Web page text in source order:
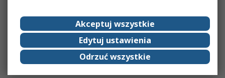
Akceptuj wszystkie
Edytuj ustawienia
Odrzuć wszystkie